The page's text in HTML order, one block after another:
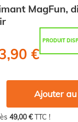
MagFun,
PRODUIT
€
Ajouter
49,00 €TTC !